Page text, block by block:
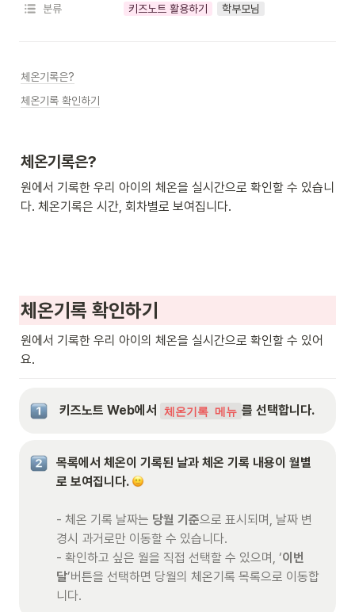
분류 키즈노트 활용하기 학부모님
체온기록은?
체온기록 확인하기
체온기록은?
원에서 기록한 우리 아이의 체온을 실시간으로 확인할 수 있습니
다. 체온기록은 시간, 회차별로 보여집니다.
체온기록 확인하기
원에서 기록한 우리 아이의 체온을 실시간으로 확인할 수 있어
요.
키즈노트 Web에서 체온기록 메뉴 를 선택합니다.
목록에서 체온이 기록된 날과 체온 기록 내용이 월별
로 보여집니다.
- 체온 기록 날짜는 당월 기준으로 표시되며, 날짜 변
경시 과거로만 이동할 수 있습니다.
- 확인하고 싶은 월을 직접 선택할 수 있으며, ‘이번
달’버튼을 선택하면 당월의 체온기록 목록으로 이동합
니다.